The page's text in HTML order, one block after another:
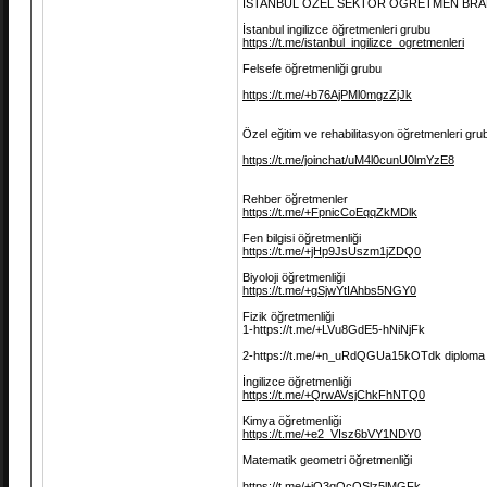
İSTANBUL ÖZEL SEKTÖR ÖĞRETMEN
İstanbul ingilizce öğretmenleri grubu
https://t.me/istanbul_ingilizce_ogretmenleri
Felsefe öğretmenliği grubu
https://t.me/+b76AjPMl0mgzZjJk
Özel eğitim ve rehabilitasyon öğretmenleri
https://t.me/joinchat/uM4l0cunU0lmYzE8
Rehber öğretmenler
https://t.me/+FpnicCoEqqZkMDlk
Fen bilgisi öğretmenliği
https://t.me/+jHp9JsUszm1jZDQ0
Biyoloji öğretmenliği
https://t.me/+gSjwYtIAhbs5NGY0
Fizik öğretmenliği
1-https://t.me/+LVu8GdE5-hNiNjFk
2-https://t.me/+n_uRdQGUa15kOTdk diploma
İngilizce öğretmenliği
https://t.me/+QrwAVsjChkFhNTQ0
Kimya öğretmenliği
https://t.me/+e2_VIsz6bVY1NDY0
Matematik geometri öğretmenliği